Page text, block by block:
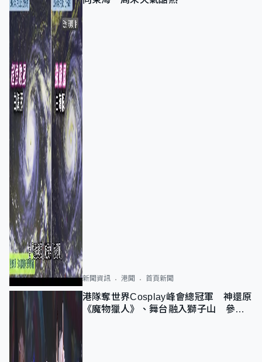
新聞資訊 港聞 首頁新聞
港隊奪世界Cosplay峰會總冠軍 神還原
《魔物獵人》、舞台融入獅子山 參賽